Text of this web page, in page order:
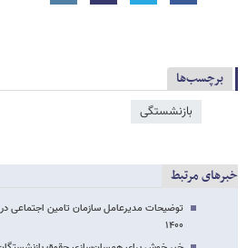
برچسب‌ها
بازنشستگی
خبرهای مرتبط
توضیحات مدیرعامل سازمان تامین اجتماعی
۱۴۰۰